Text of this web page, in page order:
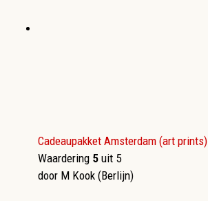
Cadeaupakket Amsterdam (art prints)
Waardering 5 uit 5
door M Kook (Berlijn)